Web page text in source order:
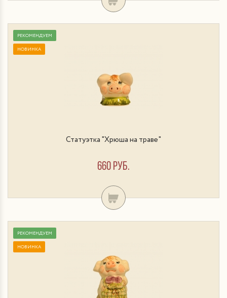
РЕКОМЕНДУЕМ
НОВИНКА
Статуэтка "Хрюша на траве"
660 руб.
РЕКОМЕНДУЕМ
НОВИНКА